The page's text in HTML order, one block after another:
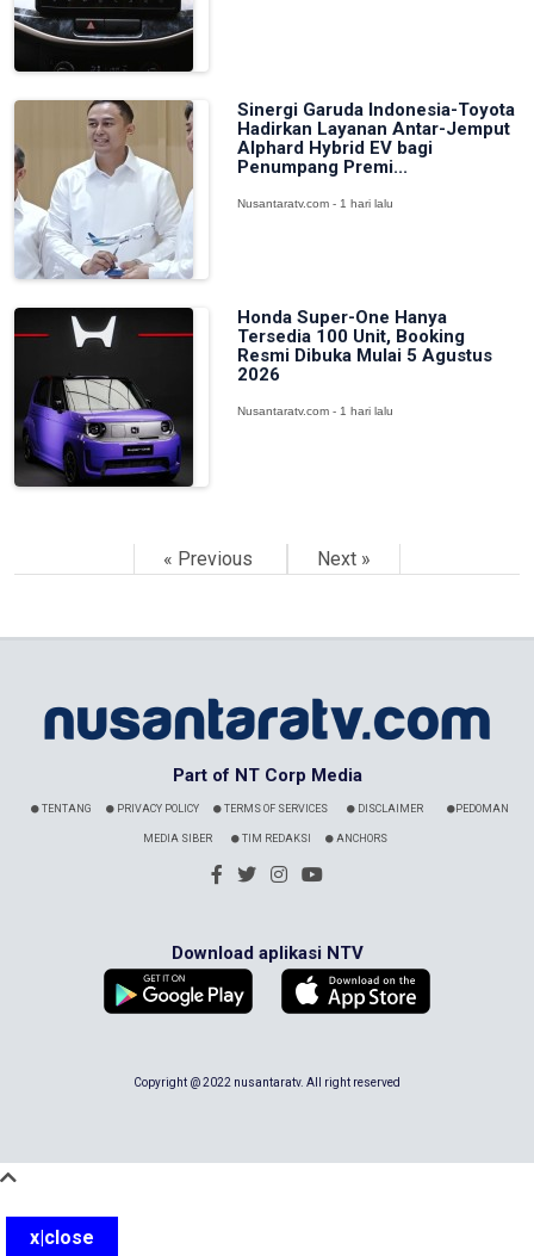
Sinergi Garuda Indonesia-Toyota
Hadirkan Layanan Antar-Jemput
Alphard Hybrid EV bagi
Penumpang Premi...
Nusantaratv.com - 1 hari lalu
Honda Super-One Hanya
Tersedia 100 Unit, Booking
Resmi Dibuka Mulai 5 Agustus
2026
Nusantaratv.com - 1 hari lalu
« Previous Next »
Part of NT Corp Media
TENTANG PRIVACY POLICY TERMS OF SERVICES DISCLAIMER PEDOMAN
MEDIA SIBER TIM REDAKSI ANCHORS
Download aplikasi NTV
Copyright @ 2022 nusantaratv. All right reserved
x|close